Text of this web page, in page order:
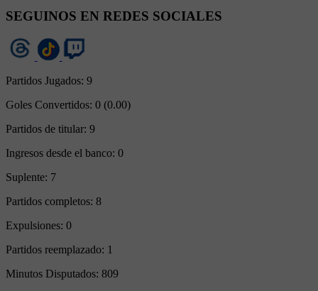
SEGUINOS EN REDES SOCIALES
Partidos Jugados: 9
Goles Convertidos: 0 (0.00)
Partidos de titular: 9
Ingresos desde el banco: 0
Suplente: 7
Partidos completos: 8
Expulsiones: 0
Partidos reemplazado: 1
Minutos Disputados: 809